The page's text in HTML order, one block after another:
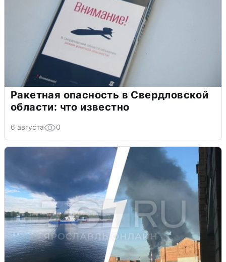
Ракетная опасность в Свердловской
области: что известно
6 августа 0